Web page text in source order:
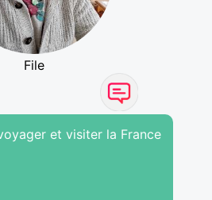
File
et visiter la France